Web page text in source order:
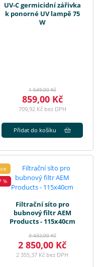
UV-C germicidní zářivka
k ponorné UV lampě 75
W
1 549,00 Kč
859,00 Kč
709,92 Kč bez DPH
Přidat do košíku
%
Filtrační síto pro
bubnový filtr AEM
Products - 115x40cm
3 432,00 Kč
2 850,00 Kč
2 355,37 Kč bez DPH